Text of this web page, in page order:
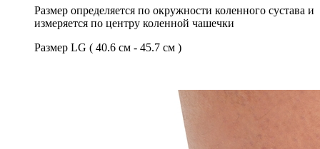
Размер определяется по окружности коленного сустава и
измеряется по центру коленной чашечки
Размер LG ( 40.6 см - 45.7 см )